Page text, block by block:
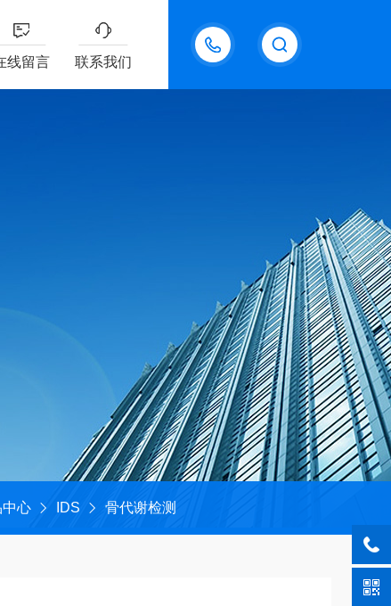
18611095289
线留言 联系我们
中心 IDS 骨代谢检测